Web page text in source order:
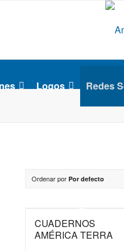
Logos Redes
Ordenar porPor defecto
CUADERNOS
AMÉRICA TERRA